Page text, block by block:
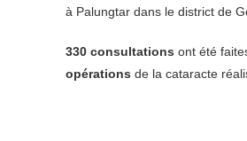
à Palungtar dans le district de
330 consultations ont été
opérations de la cataracte